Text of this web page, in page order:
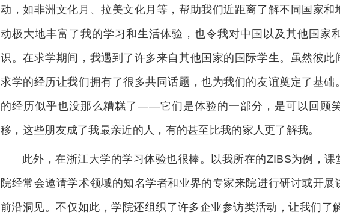
动，如非洲文化月、拉美文化月等，帮助我们近距离了解不同国家
动极大地丰富了我的学习和生活体验，也令我对中国以及其他国家
识。在求学期间，我遇到了许多来自其他国家的国际学生。虽然彼此
求学的经历让我们拥有了很多共同话题，也为我们的友谊奠定了基
的经历似乎也没那么糟糕了——它们是体验的一部分，是可以回顾
移，这些朋友成了我最亲近的人，有的甚至比我的家人更了解我。
此外，在浙江大学的学习体验也很棒。以我所在的ZIBS为例，
院经常会邀请学术领域的知名学者和业界的专家来院进行研讨或开
前沿洞见。不仅如此，学院还组织了许多企业参访类活动，让我们了